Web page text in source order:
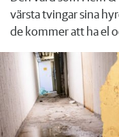
värsta tvingar sina
de kommer att ha el